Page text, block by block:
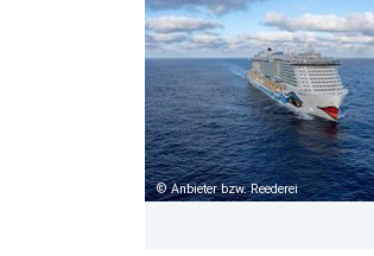
Anbieter bzw. Reederei